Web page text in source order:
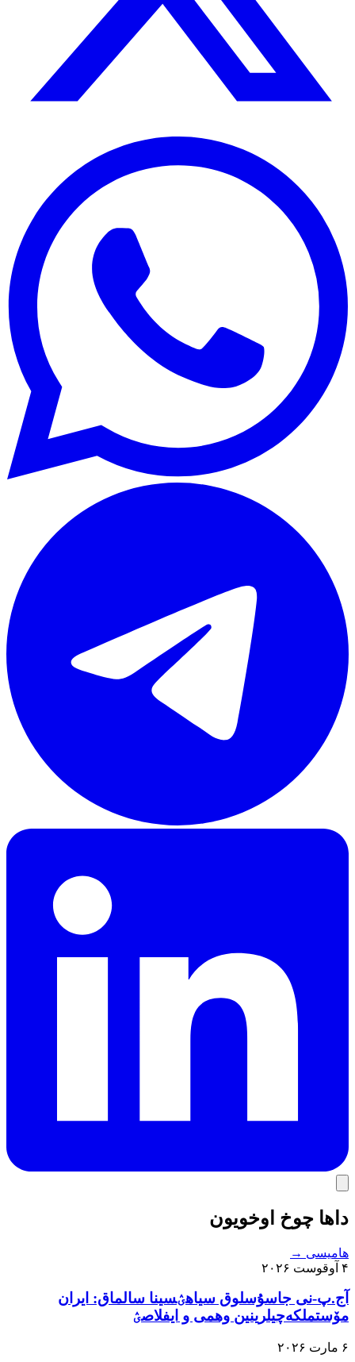
داها چوخ اوخویون
هامیسی →
۴ آوقوست ۲۰۲۶
آج.پ-نی جاسۇسلوق سیاهؽسینا سالماق: ایران
مۆستملکه‌چیلرینین وهمی و ایفلاصؽ
۶ مارت ۲۰۲۶